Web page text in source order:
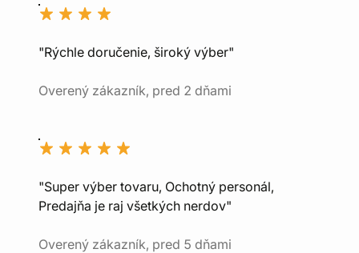
"Rýchle doručenie, široký výber"
Overený zákazník, pred 2 dňami
"Super výber tovaru, Ochotný personál,
Predajňa je raj všetkých nerdov"
Overený zákazník, pred 5 dňami